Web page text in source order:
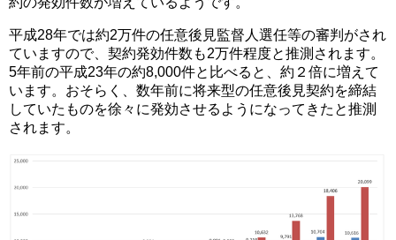
平成28年では約2万件の任意後見監督人選任等の審判がされ
ていますので、契約発効件数も2万件程度と推測されます。
5年前の平成23年の約8,000件と比べると、約２倍に増えて
います。おそらく、数年前に将来型の任意後見契約を締結
していたものを徐々に発効させるようになってきたと推測
されます。